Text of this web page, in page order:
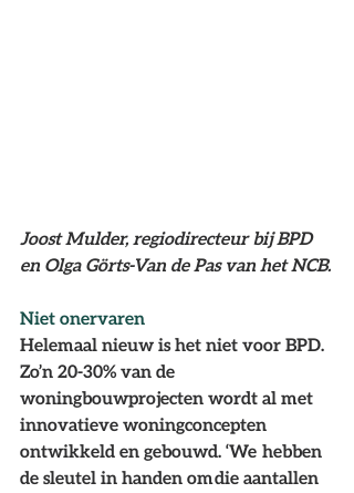
Joost Mulder, regiodirecteur bij BPD
en Olga Görts-Van de Pas van het NCB.
Niet onervaren
Helemaal nieuw is het niet voor BPD.
Zo’n 20-30% van de
woningbouwprojecten wordt al met
innovatieve woningconcepten
ontwikkeld en gebouwd. ‘We  hebben
de sleutel in handen om die aantallen